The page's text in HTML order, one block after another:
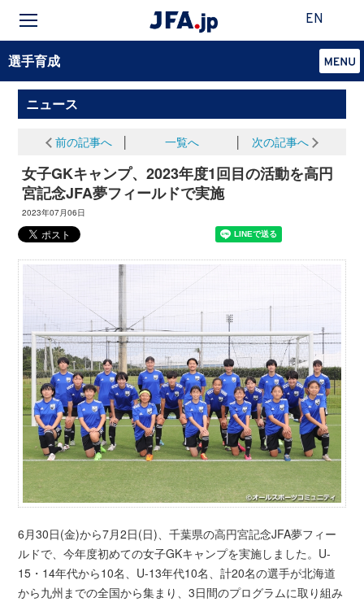
EN
選手育成
ニュース
前の記事へ 一覧へ 次の記事へ
女子GKキャンプ、2023年度1回目の活動を高円
宮記念JFA夢フィールドで実施
2023年07月06日
6月30日(金)から7月2日(日)、千葉県の高円宮記念JFA夢フィー
ルドで、今年度初めての女子GKキャンプを実施しました。U-
15・14年代から10名、U-13年代10名、計20名の選手が北海道
から九州までの全国から集まり、3日間のプログラムに取り組み